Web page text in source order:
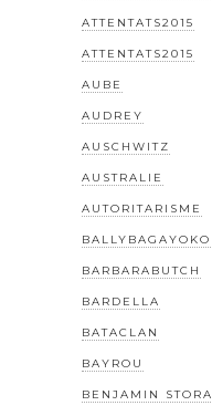
ATTENTATS2015
ATTENTATS2015
AUBE
AUDREY
AUSCHWITZ
AUSTRALIE
AUTORITARISME
BALLYBAGAYOKO
BARBARABUTCH
BARDELLA
BATACLAN
BAYROU
BENJAMIN STORA